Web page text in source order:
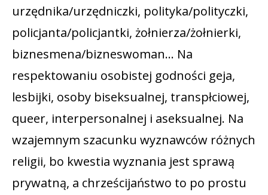
urzędnika/urzędniczki, polityka/polityczki,
policjanta/policjantki, żołnierza/żołnierki,
biznesmena/bizneswoman… Na
respektowaniu osobistej godności geja,
lesbijki, osoby biseksualnej, transpłciowej,
queer, interpersonalnej i aseksualnej. Na
wzajemnym szacunku wyznawców różnych
religii, bo kwestia wyznania jest sprawą
prywatną, a chrześcijaństwo to po prostu